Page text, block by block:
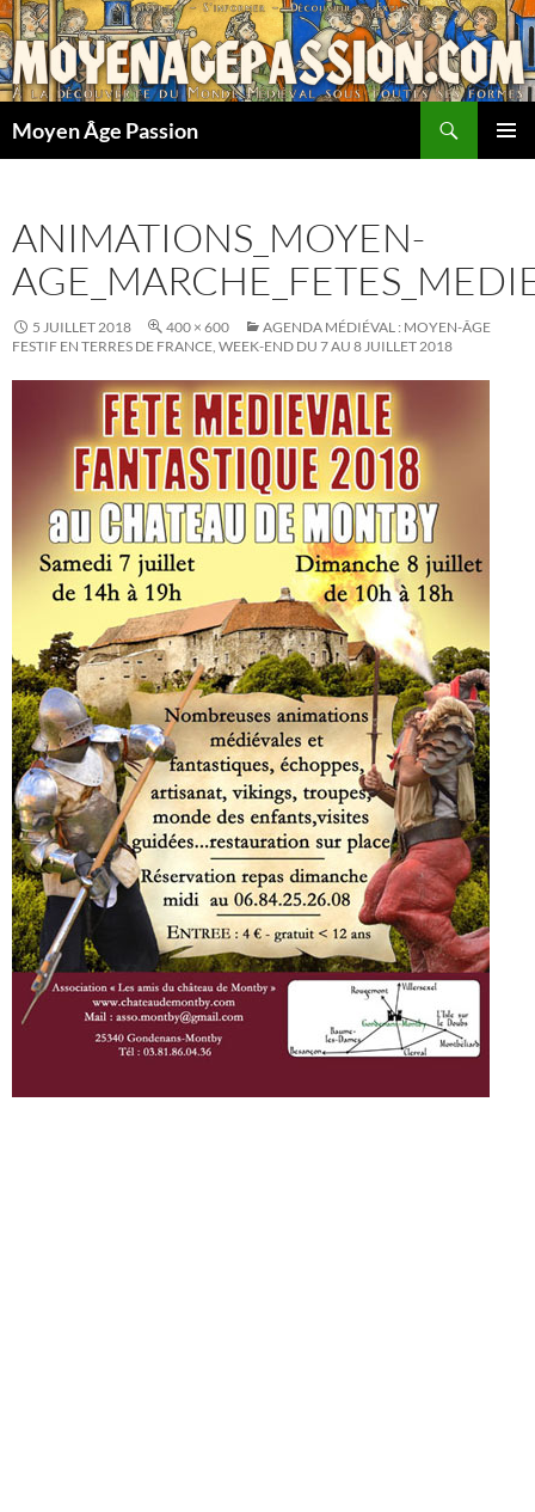
Aller
au
contenu
Moyen Âge Passion
ANIMATIONS_MOYEN-
5 JUILLET 2018 400 × 600
AGENDA MÉDIÉVAL : MOYEN-ÂGE
FESTIF EN TERRES DE FRANCE, WEEK-END DU 7 AU 8 JUILLET 2018